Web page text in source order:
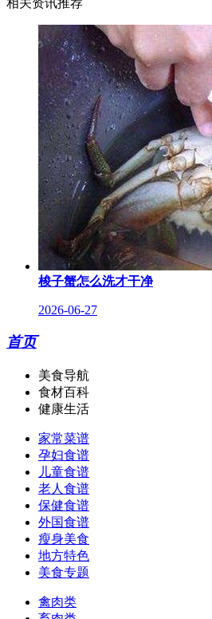
梭子蟹怎么洗才干净
2026-06-27
首页
美食导航
食材百科
健康生活
家常菜谱
孕妇食谱
儿童食谱
老人食谱
保健食谱
外国食谱
瘦身美食
地方特色
美食专题
禽肉类